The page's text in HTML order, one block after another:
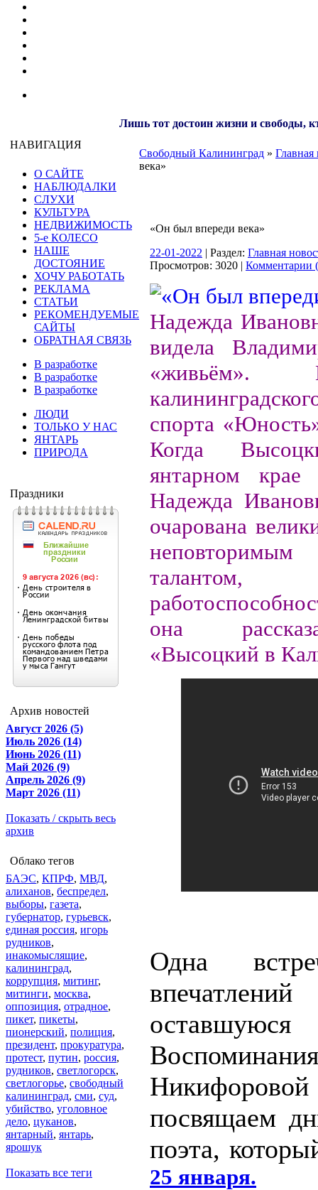
Лишь тот достоин жизни и свободы,
НАВИГАЦИЯ
О САЙТЕ
НАБЛЮДАЛКИ
СЛУХИ
КУЛЬТУРА
НЕДВИЖИМОСТЬ
5-е КОЛЕСО
НАШЕ
ДОСТОЯНИЕ
ХОЧУ РАБОТАТЬ
РЕКЛАМА
СТАТЬИ
РЕКОМЕНДУЕМЫЕ
САЙТЫ
ОБРАТНАЯ СВЯЗЬ
В разработке
В разработке
В разработке
ЛЮДИ
ТОЛЬКО У НАС
ЯНТАРЬ
ПРИРОДА
Праздники
Архив новостей
Август 2026 (5)
Июль 2026 (14)
Июнь 2026 (11)
Май 2026 (9)
Апрель 2026 (9)
Март 2026 (11)
Показать / скрыть весь
архив
Облако тегов
БАЭС, КПРФ, МВД,
алиханов, беспредел,
выборы, газета,
губернатор, гурьевск,
единая россия, игорь
рудников,
инакомыслящие,
калининград,
коррупция, митинг,
митинги, москва,
оппозиция, отрадное,
пикет, пикеты,
пионерский, полиция,
президент, прокуратура,
протест, путин, россия,
рудников, светлогорск,
светлогорье, свободный
калининград, сми, суд,
убийство, уголовное
дело, цуканов,
янтарный, янтарь,
ярошук
Показать все теги
Свободный Калининград » Главная
века»
«Он был впереди века»
22-01-2022 | Раздел: Главная
Просмотров: 3020 | Комментарии
Надежда
видела
«живьём».
спорта
Когда
янтарном крае
Надежда
очарована
талантом,
она
«Высоцкий в
Одна
Воспоминания
посвящаем
поэта,
25 января.